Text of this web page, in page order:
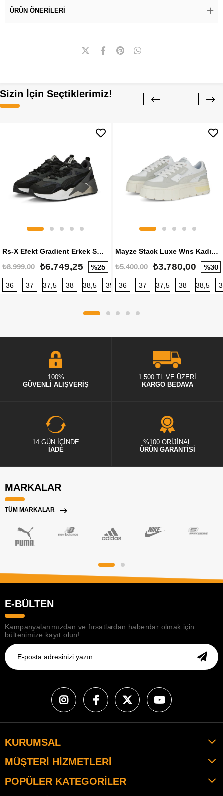
ÜRÜN ÖNERILERI
Sizin İçin Seçtiklerimiz!
Rs-X Efekt Gradient Erkek Sneaker
₺8.999,00 ₺6.749,25 %25
36 37 37,5 38 38,5 39 40 40,5 41 42 42,5
Mayze Stack Luxe Wns Kadın Sneaker
₺5.400,00 ₺3.780,00 %30
36 37 37,5 38 38,5
100%
GÜVENLİ ALIŞVERİŞ
1.500 TL VE ÜZERİ
KARGO BEDAVA
14 GÜN İÇİNDE
İADE
%100 ORİJİNAL
ÜRÜN GARANTİSİ
MARKALAR
TÜM MARKALAR
E-BÜLTEN
Kampanyalarımızdan ve fırsatlardan haberdar olmak için
bültenimize kayıt olun!
KURUMSAL
MÜŞTERI HIZMETLERI
POPÜLER KATEGORILER